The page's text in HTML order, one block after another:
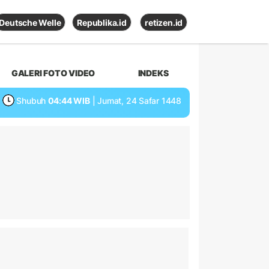
Deutsche Welle Republika.id retizen.id
GALERI FOTO VIDEO INDEKS
Shubuh 04:44 WIB | Jumat, 24 Safar 1448